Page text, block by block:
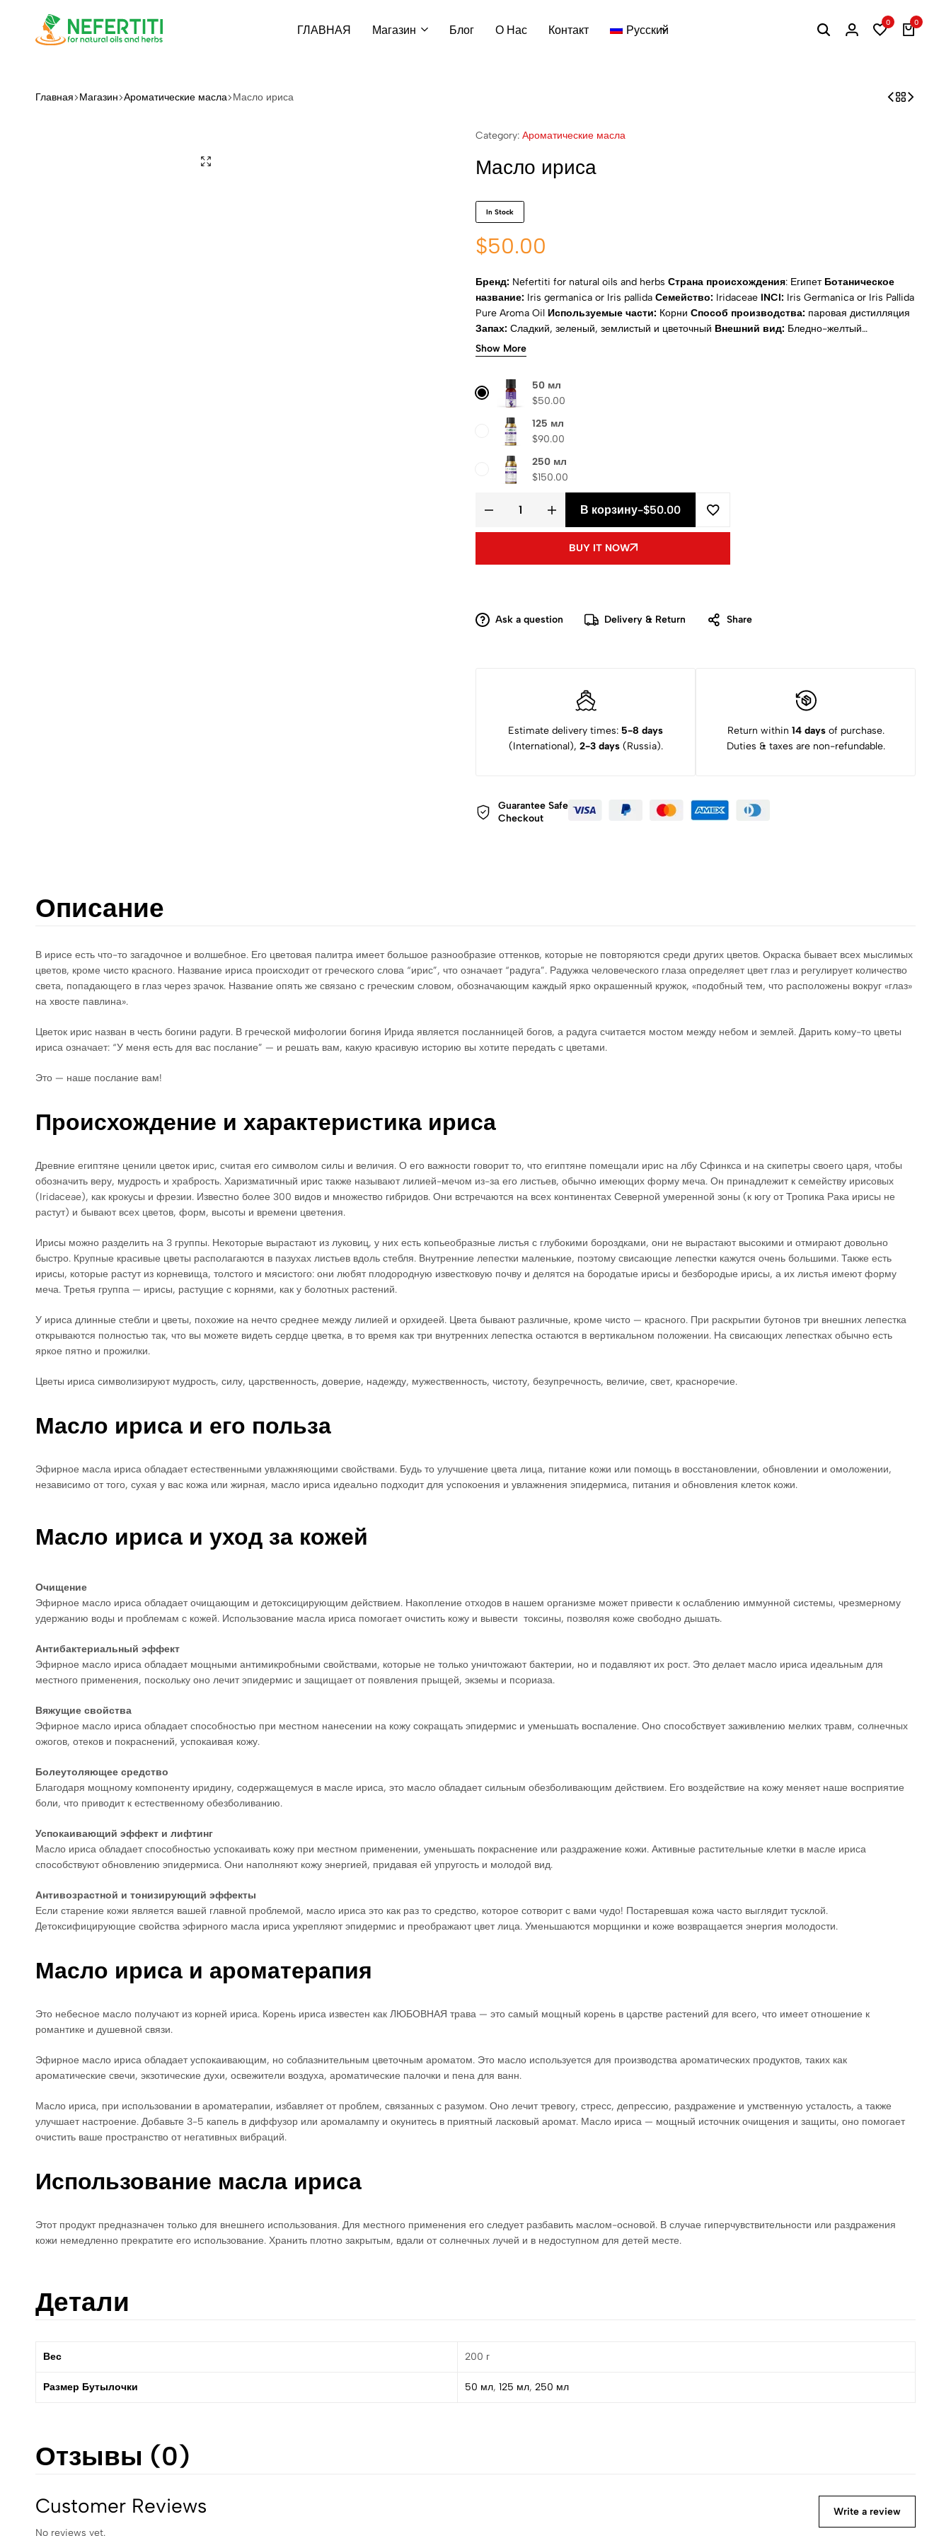
&
ГЛАВНАЯ Магазин Блог О Нас Контакт Русский
0 0
Главная Магазин Ароматические масла Масло ириса
Category: Ароматические масла
Масло ириса
In Stock
$50.00
Бренд: Nefertiti for natural oils and herbs Страна происхождения: Египет Ботаническое
название: Iris germanica or Iris pallida Семейство: Iridaceae INCI: Iris Germanica or Iris Pallida
Pure Aroma Oil Используемые части: Корни Способ производства: паровая дистилляция
Запах: Сладкий, зеленый, землистый и цветочный Внешний вид: Бледно-желтый
Физическое состояние:
ISO & MSDS
Show More
50 мл
$50.00
125 мл
$90.00
250 мл
$150.00
В корзину-$50.00
BUY IT NOW
Ask a question Delivery & Return Share
Estimate delivery times: 5-8 days
(International), 2-3 days(Russia).
Return within 14 daysof purchase.
Duties & taxes are non-refundable.
Guarantee Safe
Checkout
Описание
В ирисе есть что-то загадочное и волшебное. Его цветовая палитра имеет большое разнообразие оттенков, которые не повторяются среди других цветов. Окраска бывает всех мыслимых
цветов, кроме чисто красного. Название ириса происходит от греческого слова “ирис”, что означает “радуга”. Радужка человеческого глаза определяет цвет глаз и регулирует количество
света, попадающего в глаз через зрачок. Название опять же связано с греческим словом, обозначающим каждый ярко окрашенный кружок, «подобный тем, что расположены вокруг «глаз»
на хвосте павлина».
Цветок ирис назван в честь богини радуги. В греческой мифологии богиня Ирида является посланницей богов, а радуга считается мостом между небом и землей. Дарить кому-то цветы
ириса означает: “У меня есть для вас послание” — и решать вам, какую красивую историю вы хотите передать с цветами.
Это — наше послание вам!
Происхождение и характеристика ириса
Древние египтяне ценили цветок ирис, считая его символом силы и величия. О его важности говорит то, что египтяне помещали ирис на лбу Сфинкса и на скипетры своего царя, чтобы
обозначить веру, мудрость и храбрость. Харизматичный ирис также называют лилией-мечом из-за его листьев, обычно имеющих форму меча. Он принадлежит к семейству ирисовых
(Iridaceae), как крокусы и фрезии. Известно более 300 видов и множество гибридов. Они встречаются на всех континентах Северной умеренной зоны (к югу от Тропика Рака ирисы не
растут) и бывают всех цветов, форм, высоты и времени цветения.
Ирисы можно разделить на 3 группы. Некоторые вырастают из луковиц, у них есть копьеобразные листья с глубокими бороздками, они не вырастают высокими и отмирают довольно
быстро. Крупные красивые цветы располагаются в пазухах листьев вдоль стебля. Внутренние лепестки маленькие, поэтому свисающие лепестки кажутся очень большими. Также есть
ирисы, которые растут из корневища, толстого и мясистого: они любят плодородную известковую почву и делятся на бородатые ирисы и безбородые ирисы, а их листья имеют форму
меча. Третья группа — ирисы, растущие с корнями, как у болотных растений.
У ириса длинные стебли и цветы, похожие на нечто среднее между лилией и орхидеей. Цвета бывают различные, кроме чисто — красного. При раскрытии бутонов три внешних лепестка
открываются полностью так, что вы можете видеть сердце цветка, в то время как три внутренних лепестка остаются в вертикальном положении. На свисающих лепестках обычно есть
яркое пятно и прожилки.
Цветы ириса символизируют мудрость, силу, царственность, доверие, надежду, мужественность, чистоту, безупречность, величие, свет, красноречие.
Масло ириса и его польза
Эфирное масла ириса обладает естественными увлажняющими свойствами. Будь то улучшение цвета лица, питание кожи или помощь в восстановлении, обновлении и омоложении,
независимо от того, сухая у вас кожа или жирная, масло ириса идеально подходит для успокоения и увлажнения эпидермиса, питания и обновления клеток кожи.
Масло ириса и уход за кожей
Очищение
Эфирное масло ириса обладает очищающим и детоксицирующим действием. Накопление отходов в нашем организме может привести к ослаблению иммунной системы, чрезмерному
удержанию воды и проблемам с кожей. Использование масла ириса помогает очистить кожу и вывести токсины, позволяя коже свободно дышать.
Антибактериальный эффект
Эфирное масло ириса обладает мощными антимикробными свойствами, которые не только уничтожают бактерии, но и подавляют их рост. Это делает масло ириса идеальным для
местного применения, поскольку оно лечит эпидермис и защищает от появления прыщей, экземы и псориаза.
Вяжущие свойства
Эфирное масло ириса обладает способностью при местном нанесении на кожу сокращать эпидермис и уменьшать воспаление. Оно способствует заживлению мелких травм, солнечных
ожогов, отеков и покраснений, успокаивая кожу.
Болеутоляющее средство
Благодаря мощному компоненту иридину, содержащемуся в масле ириса, это масло обладает сильным обезболивающим действием. Его воздействие на кожу меняет наше восприятие
боли, что приводит к естественному обезболиванию.
Успокаивающий эффект и лифтинг
Масло ириса обладает способностью успокаивать кожу при местном применении, уменьшать покраснение или раздражение кожи. Активные растительные клетки в масле ириса
способствуют обновлению эпидермиса. Они наполняют кожу энергией, придавая ей упругость и молодой вид.
Антивозрастной и тонизирующий эффекты
Если старение кожи является вашей главной проблемой, масло ириса это как раз то средство, которое сотворит с вами чудо! Постаревшая кожа часто выглядит тусклой.
Детоксифицирующие свойства эфирного масла ириса укрепляют эпидермис и преображают цвет лица. Уменьшаются морщинки и коже возвращается энергия молодости.
Масло ириса и ароматерапия
Это небесное масло получают из корней ириса. Корень ириса известен как ЛЮБОВНАЯ трава — это самый мощный корень в царстве растений для всего, что имеет отношение к
романтике и душевной связи.
Эфирное масло ириса обладает успокаивающим, но соблазнительным цветочным ароматом. Это масло используется для производства ароматических продуктов, таких как
ароматические свечи, экзотические духи, освежители воздуха, ароматические палочки и пена для ванн.
Масло ириса, при использовании в ароматерапии, избавляет от проблем, связанных с разумом. Оно лечит тревогу, стресс, депрессию, раздражение и умственную усталость, а также
улучшает настроение. Добавьте 3-5 капель в диффузор или аромалампу и окунитесь в приятный ласковый аромат. Масло ириса — мощный источник очищения и защиты, оно помогает
очистить ваше пространство от негативных вибраций.
Использование масла ириса
Этот продукт предназначен только для внешнего использования. Для местного применения его следует разбавить маслом-основой. В случае гиперчувствительности или раздражения
кожи немедленно прекратите его использование. Хранить плотно закрытым, вдали от солнечных лучей и в недоступном для детей месте.
Детали
Вес 200 г
Размер Бутылочки 50 мл, 125 мл, 250 мл
Отзывы (0)
Customer Reviews
No reviews yet.
Write a review